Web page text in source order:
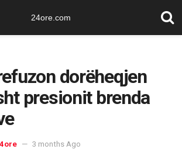
24ore.com
dorëheqjen
presionit brenda
3 months Ago